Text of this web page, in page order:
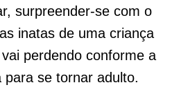
surpreender-se com o
inatas de uma criança
perdendo conforme a
para se tornar adulto.